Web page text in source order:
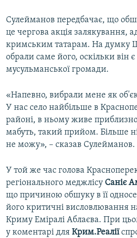
Сулейманов передбачає, що
це чергова акція залякування,
кримським татарам. На думку
обрали саме його, оскільки він є
мусульманської громади.
«Напевно, вибрали мене як
У нас село найбільше в
районі, в ньому живе
мабуть, такий прийом. Більше
не можу», – сказав Сулейманов.
У той же час голова
регіонального меджлісу Саніє
що причиною обшуку в її
його критичні висловлювання
Криму Еміралі Аблаєва. При
у коментарі для Крим.Реалії